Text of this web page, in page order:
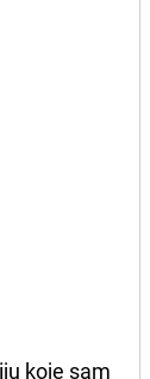
koje sam